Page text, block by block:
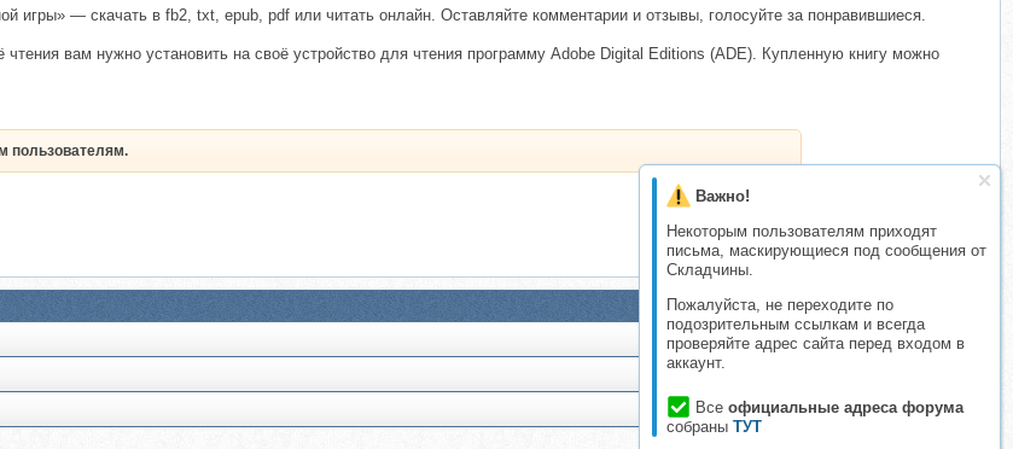
Важно!
Некоторым пользователям приходят
письма, маскирующиеся под сообщения от
Складчины.
Пожалуйста, не переходите по
подозрительным ссылкам и всегда
проверяйте адрес сайта перед входом в
аккаунт.
Все официальные адреса форума
собраны ТУТ
игры» — скачать в fb2, txt, epub, pdf или читать онлайн. Оставляйте комментарии и отзывы, голосуйте за понравившиеся.
вам нужно установить на своё устройство для чтения программу Adobe Digital Editions (ADE). Купленную книгу можно
пользователям.